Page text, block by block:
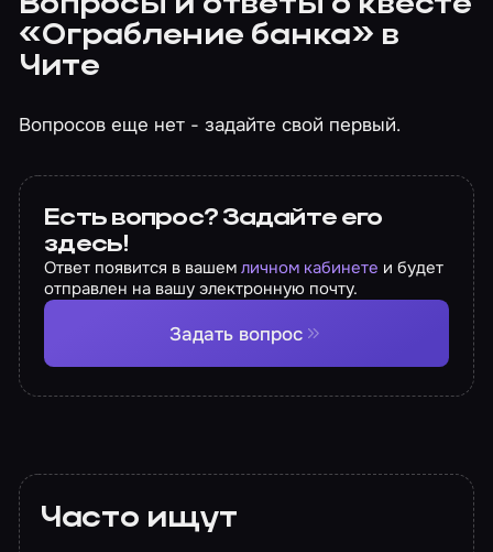
«Ограбление банка» в
Чите
Вопросов еще нет - задайте свой первый.
Есть вопрос? Задайте его
здесь!
Ответ появится в вашемличном кабинете и будет
отправлен на вашу электронную почту.
Задать вопрос
Часто ищут